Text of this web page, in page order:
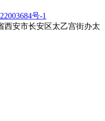
号-1
西安市长安区太乙宫街办太